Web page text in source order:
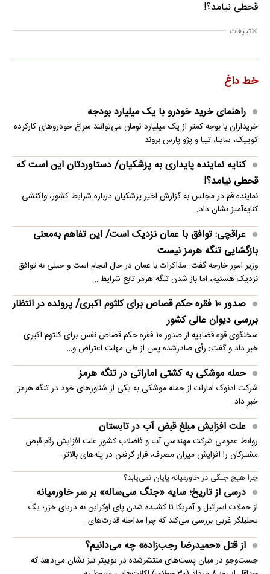
قحطی نیامد؟!
تبلیغات
خط داغ
راهنمای خرید خودرو با یک میلیارد بودجه
خریداران با بوجه کمتر از یک میلیارد تومان می‌توانند سراغ خودروهای کارکرده
کوییک، ساینا، تیبا و پژو پارس بروند
کنایه نماینده پایداری به پزشکیان/ دستاوردتان این است که
قحطی نیامد؟!
نماینده قم در مجلس به گزارش اخیر پزشکیان درباره شرایط کشور، واکنشی
کنایه‌آمیز نشان داد.
عراقچی: توافق با عمان نزدیک است/ این تفاهم به‌معنی
بازگشایی تنگه هرمز نیست
وزیر امور خارجه گفت: مذاکرات با عمان در حال انجام است و خیلی به توافق
نزدیک هستیم، اما باز شدن تنگه هرمز تابع شرایط…
صدور ۱۰ فقره حکم قصاص برای کلثوم اکبری/ پرونده در انتظار
بررسی دیوان عالی کشور
سخنگوی قوه قضاییه از صدور ۱۰ فقره حکم قصاص نفس برای کلثوم اکبری
خبر داد و گفت: رأی صادرشده پس از طی مهلت اعتراض و…
حمله موشکی به کشتی اماراتی در تنگه هرمز
شرکت ادنوک امارات از حمله موشکی به یکی از شناورهای خود در تنگه هرمز
خبر داد.
علت افزایش مبلغ قبض آب در تابستان
روابط عمومی شرکت مهندسی آب و فاضلاب کشور علت افزایش رقم قبض
مشترکان را افزایش میزان مصرف، قرار گرفتن در پله‌های بالاتر…
چرا هیچ جنگی در خاورمیانه پایان نمی‌یابد؟
درسی از تاریخ؛ سایه «جنگ سی‌ساله» بر سر خاورمیانه
از حملات اسرائیل و آمریکا تا کشیده شدن پای اوکراین به دریای خزر؛ یک
تحلیلگر غربی بررسی می‌کند که چرا مداخله قدرت‌های…
از قتل «حمیدرضا رجب‌زاده» چه می‌دانیم؟
جست‌وجو در میان پست‌های منتشرشده در توییتر نیز نشان می‌دهد که